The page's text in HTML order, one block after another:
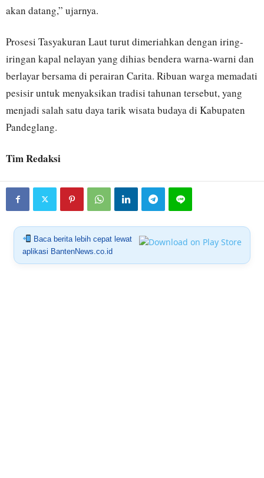
akan datang,” ujarnya.
Prosesi Tasyakuran Laut turut dimeriahkan dengan iring-
iringan kapal nelayan yang dihias bendera warna-warni dan
berlayar bersama di perairan Carita. Ribuan warga memadati
pesisir untuk menyaksikan tradisi tahunan tersebut, yang
menjadi salah satu daya tarik wisata budaya di Kabupaten
Pandeglang.
Tim Redaksi
Baca berita lebih cepat lewat
aplikasi BantenNews.co.id